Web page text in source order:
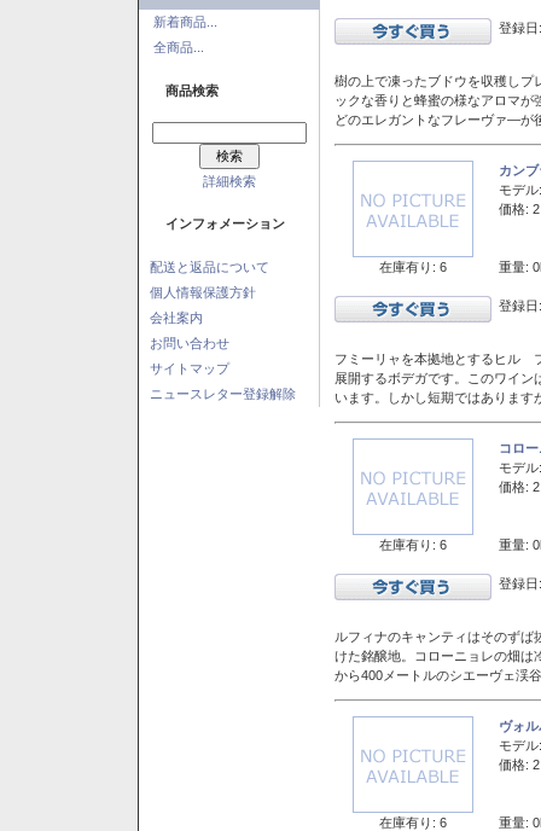
新着商品...
全商品...
商品検索
詳細検索
インフォメーション
配送と返品について
個人情報保護方針
会社案内
お問い合わせ
サイトマップ
ニュースレター登録解除
登録
樹の上で凍ったブドウを収穫しプ
ックな香りと蜂蜜の様なアロマ
どのエレガントなフレーヴァ―が
在庫有り: 6
カン
モデル:
価格:
重量:
登録
フミーリャを本拠地とするヒル
展開するボデガです。このワイ
います。しかし短期ではありま
在庫有り: 6
コロ
モデル:
価格:
重量:
登録
ルフィナのキャンティはそのず
けた銘醸地。コローニョレの畑は
から400メートルのシエーヴェ渓
在庫有り: 6
ヴォ
モデル:
価格:
重量: